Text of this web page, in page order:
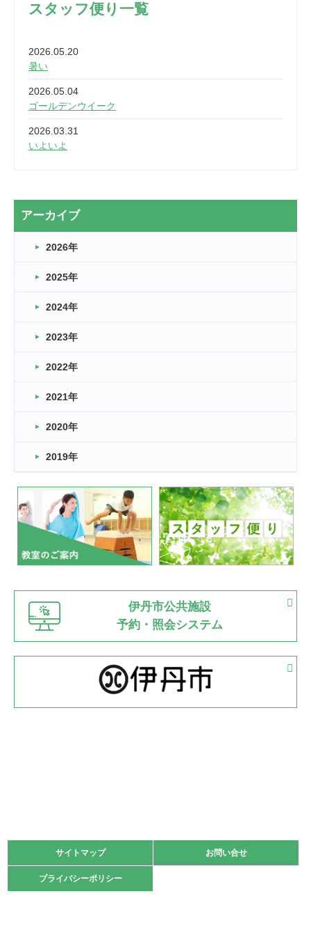
スタッフ便り一覧
2026.05.20
暑い
2026.05.04
ゴールデンウイーク
2026.03.31
いよいよ
2026.03.20
なぎなた
2026.03.16
車いすバスケとRくんのお話
卒業・卒園の季節★
2026.03.11
緑ケ丘体育館
2022.11.03
緑ケ丘体育館
いたっぼーる大会☆彡
緑ケ丘体育館
2022.07.03
市内総合体育大会が開始
緑ケ丘体育館 猪名川運動広場
古池運動広場
2022.06.12
県知事杯争奪バレーボール大会が開催
緑ケ丘体育館
2022.05.05
体育協会長杯 バドミントン競技の部
2022.05.22
緑ケ丘体育館
2021.10.23
卓球選手権大会ラージボールの部開催☆
アーカイブ
2026年
2025年
2024年
2023年
2022年
2021年
2020年
2019年
伊丹市公共施設
予約・照会システム
サイトマップ お問い合せ
プライバシーポリシー
サイトマップ お問い合せ
プライバシーポリシー